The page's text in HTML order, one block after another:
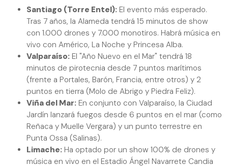
Santiago (Torre Entel): El evento más esperado.
Tras 7 años, la Alameda tendrá 15 minutos de show
con 1.000 drones y 7.000 monotiros. Habrá música en
vivo con Américo, La Noche y Princesa Alba.
Valparaíso: El "Año Nuevo en el Mar" tendrá 18
minutos de pirotecnia desde 7 puntos marítimos
(frente a Portales, Barón, Francia, entre otros) y 2
puntos en tierra (Molo de Abrigo y Piedra Feliz).
Viña del Mar: En conjunto con Valparaíso, la Ciudad
Jardín lanzará fuegos desde 6 puntos en el mar (como
Reñaca y Muelle Vergara) y un punto terrestre en
Punta Ossa (Salinas).
Limache: Ha optado por un show 100% de drones y
música en vivo en el Estadio Ángel Navarrete Candia